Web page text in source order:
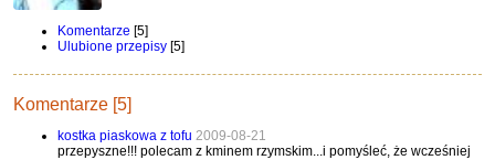
Komentarze [5]
Ulubione przepisy [5]
Komentarze [5]
kostka piaskowa z tofu 2009-08-21
przepyszne!!! polecam z kminem rzymskim...i pomyśleć, że wcześniej